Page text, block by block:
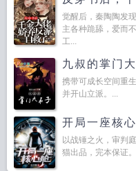
觉醒后，秦陶陶发
主各种跪舔，爱而
工...
九叔的掌门
携带可成长空间重
并开山立派。...
开局一座核
以战锤之火，审判
猫出品，完本保证